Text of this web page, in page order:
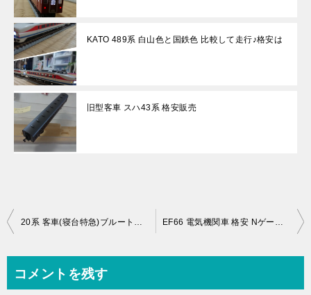
KATO 489系 白山色と国鉄色 比較して走行♪格安は
旧型客車 スハ43系 格安販売
投
ビ
20系 客車(寝台特急)ブルートレイン KATO EF66 電気機関車 格安 Nゲージ鉄道模型 格安販売
コメントを残す